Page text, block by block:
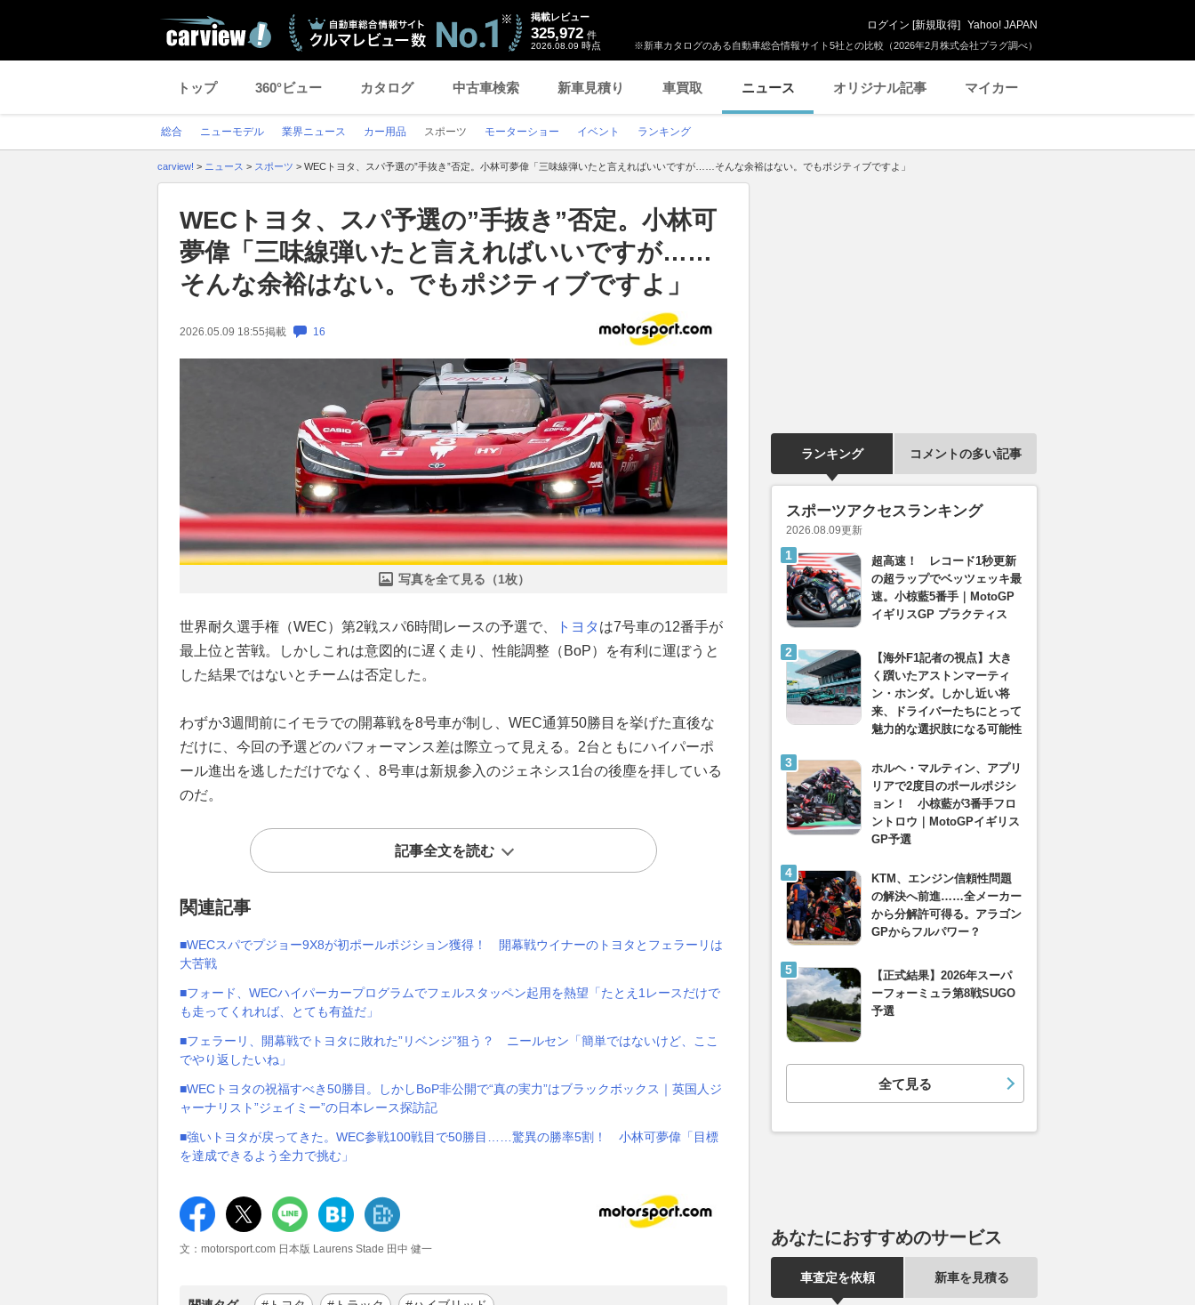
※新車カタログのある自動車総合情報サイト5社との比較（2026年2月株式会社プラグ調べ）
掲載レビュー
325,972 件
2026.08.09 時点
ログイン [新規取得] Yahoo! JAPAN
トップ 360°ビュー カタログ 中古車検索 新車見積り 車買取 ニュース オリジナル記事 マイカー
総合 ニューモデル 業界ニュース カー用品 スポーツ モーターショー イベント ランキング
carview! > ニュース > スポーツ > WECトヨタ、スパ予選の”手抜き”否定。小林可夢偉「三味線弾いたと言えればいいですが……そんな余裕はない。でもポジティブですよ」
WECトヨタ、スパ予選の”手抜き”否定。小林可
夢偉「三味線弾いたと言えればいいですが……
そんな余裕はない。でもポジティブですよ」
2026.05.09 18:55掲載 16
写真を全て見る（1枚）
世界耐久選手権（WEC）第2戦スパ6時間レースの予選で、 トヨタ は7号車の12番手が
最上位と苦戦。しかしこれは意図的に遅く走り、性能調整（BoP）を有利に運ぼうと
した結果ではないとチームは否定した。
わずか3週間前にイモラでの開幕戦を8号車が制し、WEC通算50勝目を挙げた直後な
だけに、今回の予選どのパフォーマンス差は際立って見える。2台ともにハイパーポ
ール進出を逃しただけでなく、8号車は新規参入のジェネシス1台の後塵を拝している
のだ。
記事全文を読む
関連記事
■WECスパでプジョー9X8が初ポールポジション獲得！ 開幕戦ウイナーのトヨタとフェラーリは
大苦戦
■フォード、WECハイパーカープログラムでフェルスタッペン起用を熱望「たとえ1レースだけで
も走ってくれれば、とても有益だ」
■フェラーリ、開幕戦でトヨタに敗れた”リベンジ”狙う？ ニールセン「簡単ではないけど、ここ
でやり返したいね」
■WECトヨタの祝福すべき50勝目。しかしBoP非公開で“真の実力”はブラックボックス｜英国人ジ
ャーナリスト”ジェイミー”の日本レース探訪記
■強いトヨタが戻ってきた。WEC参戦100戦目で50勝目……驚異の勝率5割！ 小林可夢偉「目標
を達成できるよう全力で挑む」
文：motorsport.com 日本版 Laurens Stade 田中 健一
ランキング コメントの多い記事
スポーツアクセスランキング
2026.08.09更新
超高速！ レコード1秒更新
の超ラップでベッツェッキ最
速。小椋藍5番手｜MotoGP
イギリスGP プラクティス
【海外F1記者の視点】大き
く躓いたアストンマーティ
ン・ホンダ。しかし近い将
来、ドライバーたちにとって
魅力的な選択肢になる可能性
ホルヘ・マルティン、アプリ
リアで2度目のポールポジシ
ョン！ 小椋藍が3番手フロ
ントロウ｜MotoGPイギリス
GP予選
KTM、エンジン信頼性問題
の解決へ前進……全メーカー
から分解許可得る。アラゴン
GPからフルパワー？
【正式結果】2026年スーパ
ーフォーミュラ第8戦SUGO
予選
全て見る
あなたにおすすめのサービス
車査定を依頼 新車を見積る